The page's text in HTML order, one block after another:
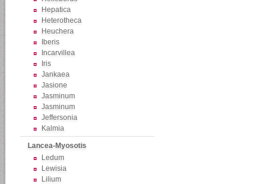
Hepatica
Heterotheca
Heuchera
Iberis
Incarvillea
Iris
Jankaea
Jasione
Jasminum
Jasminum
Jeffersonia
Kalmia
Lancea-Myosotis
Ledum
Lewisia
Lilium